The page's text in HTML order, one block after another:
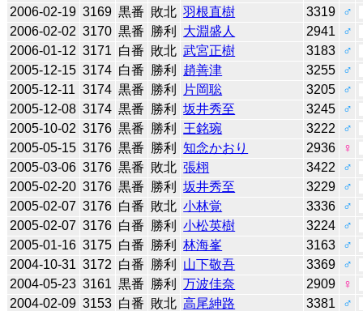
2006-02-19 3169 黒番 敗北 羽根直樹 3319
♂
2006-02-02 3170 黒番 勝利 大淵盛人 2941
♂
2006-01-12 3171 白番 敗北 武宮正樹 3183
♂
2005-12-15 3174 白番 勝利 趙善津 3255
♂
2005-12-11 3174 黒番 勝利 片岡聡 3205
♂
2005-12-08 3174 黒番 勝利 坂井秀至 3245
♂
2005-10-02 3176 黒番 勝利 王銘琬 3222
♂
2005-05-15 3176 黒番 勝利 知念かおり 2936
♀
2005-03-06 3176 黒番 敗北 張栩 3422
♂
2005-02-20 3176 黒番 勝利 坂井秀至 3229
♂
2005-02-07 3176 白番 敗北 小林覚 3336
♂
2005-02-07 3176 白番 勝利 小松英樹 3224
♂
2005-01-16 3175 白番 勝利 林海峯 3163
♂
2004-10-31 3172 白番 勝利 山下敬吾 3369
♂
2004-05-23 3161 黒番 勝利 万波佳奈 2909
♀
2004-02-09 3153 白番 敗北 高尾紳路 3381
♂